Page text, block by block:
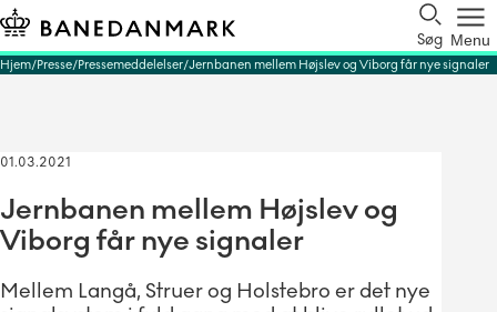
Søg Menu
Hjem Presse Pressemeddelelser Jernbanen mellem Højslev og Viborg får nye signaler
01.03.2021
Jernbanen mellem Højslev og
Viborg får nye signaler
Mellem Langå, Struer og Holstebro er det nye